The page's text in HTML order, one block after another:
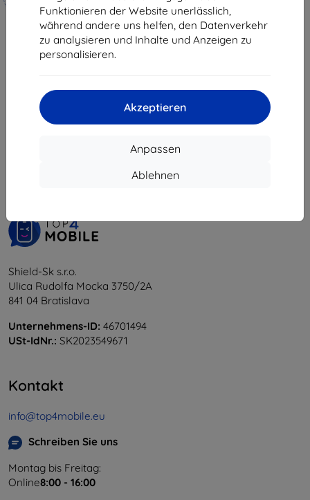
Funktionieren der Website unerlässlich,
während andere uns helfen, den Datenverkehr
zu analysieren und Inhalte und Anzeigen zu
personalisieren.
Akzeptieren
Anpassen
Ablehnen
hergestellt
19,90 €
17,91 €
8,91 €
Auf Lager > 5 Stk.
vom ganzen6.
Shield-Sk s.r.o.
Ulica Rudolfa Mocka 3750/2A
841 04 Bratislava
Unternehmens-ID: 46701494
USt-IdNr.: SK2023549671
Kontakt
info@top4mobile.eu
Schreiben Sie uns
Montag bis Freitag:
Online8:00 - 16:00